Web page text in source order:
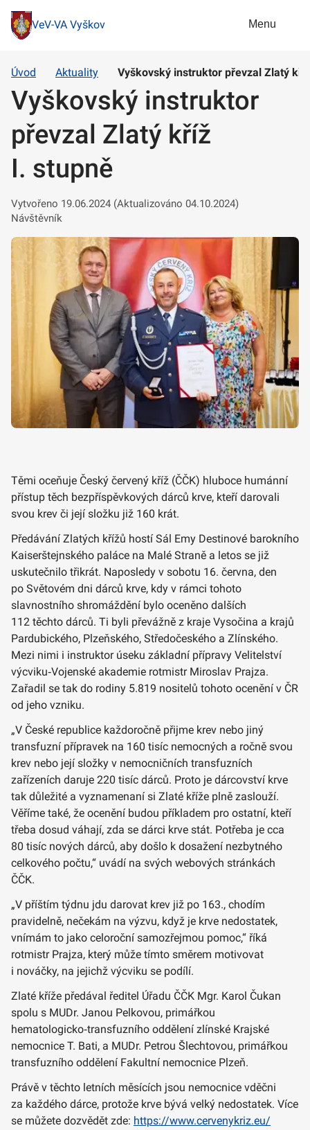
VeV-VA Vyškov Menu
Úvod Aktuality Vyškovský instruktor převzal Zlatý
Vyškovský instruktor
převzal Zlatý kříž
I. stupně
Vytvořeno 19.06.2024 (Aktualizováno 04.10.2024)
Návštěvník
Těmi oceňuje Český červený kříž (ČČK) hluboce humánní
přístup těch bezpříspěvkových dárců krve, kteří darovali
svou krev či její složku již 160 krát.
Předávání Zlatých křížů hostí Sál Emy Destinové barokního
Kaiserštejnského paláce na Malé Straně a letos se již
uskutečnilo třikrát. Naposledy v sobotu 16. června, den
po Světovém dni dárců krve, kdy v rámci tohoto
slavnostního shromáždění bylo oceněno dalších
112 těchto dárců. Ti byli převážně z kraje Vysočina a krajů
Pardubického, Plzeňského, Středočeského a Zlínského.
Mezi nimi i instruktor úseku základní přípravy Velitelství
výcviku‑Vojenské akademie rotmistr Miroslav Prajza.
Zařadil se tak do rodiny 5.819 nositelů tohoto ocenění v ČR
od jeho vzniku.
„V České republice každoročně přijme krev nebo jiný
transfuzní přípravek na 160 tisíc nemocných a ročně svou
krev nebo její složky v nemocničních transfuzních
zařízeních daruje 220 tisíc dárců. Proto je dárcovství krve
tak důležité a vyznamenaní si Zlaté kříže plně zaslouží.
Věříme také, že ocenění budou příkladem pro ostatní, kteří
třeba dosud váhají, zda se dárci krve stát. Potřeba je cca
80 tisíc nových dárců, aby došlo k dosažení nezbytného
celkového počtu,“ uvádí na svých webových stránkách
ČČK.
„V příštím týdnu jdu darovat krev již po 163., chodím
pravidelně, nečekám na výzvu, když je krve nedostatek,
vnímám to jako celoroční samozřejmou pomoc,“ říká
rotmistr Prajza, který může tímto směrem motivovat
i nováčky, na jejichž výcviku se podílí.
Zlaté kříže předával ředitel Úřadu ČČK Mgr. Karol Čukan
spolu s MUDr. Janou Pelkovou, primářkou
hematologicko‑transfuzního oddělení zlínské Krajské
nemocnice T. Bati, a MUDr. Petrou Šlechtovou, primářkou
transfuzního oddělení Fakultní nemocnice Plzeň.
Právě v těchto letních měsících jsou nemocnice vděčni
za každého dárce, protože krve bývá velký nedostatek. Více
se můžete dozvědět zde: https://www.cervenykriz.eu/